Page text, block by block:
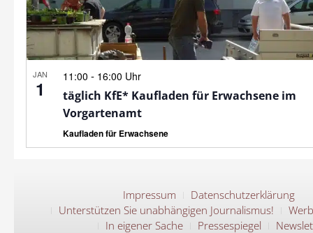
JAN
1
11:00 - 16:00 Uhr
täglich KfE* Kaufladen für Erwachsene im
Vorgartenamt
Kaufladen für Erwachsene
Impressum
Datenschutzerklärung
Unterstützen Sie unabhängigen Journalismus!
In eigener Sache
Pressespiegel